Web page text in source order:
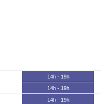
14h - 19h
14h - 19h
14h - 19h